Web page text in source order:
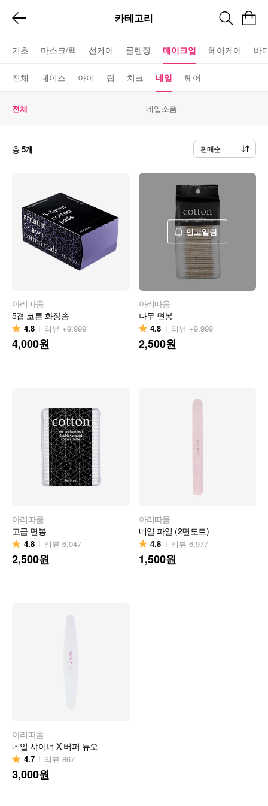
카테고리
기초 마스크/팩 선케어 클렌징 메이크업 헤어케어 바
전체 페이스 아이 립 치크 네일 헤어
전체 네일소품
총 5개 판매순
아리따움
5겹 코튼 화장솜
4.8 리뷰 +9,999
4,000원
입고알림
아리따움
나무 면봉
4.8 리뷰 +9,999
2,500원
아리따움
고급 면봉
4.8 리뷰 6,047
2,500원
아리따움
네일 파일 (2면도트)
4.8 리뷰 6,977
1,500원
아리따움
네일 샤이너 X 버퍼 듀오
4.7 리뷰 867
3,000원